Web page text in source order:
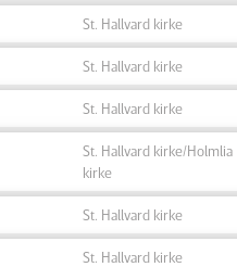
St. Hallvard kirke
St. Hallvard kirke
St. Hallvard kirke
St. Hallvard kirke/Holmlia
kirke
St. Hallvard kirke
St. Hallvard kirke